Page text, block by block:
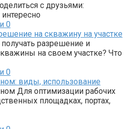
с друзьями:
0
на скважину на участке
разрешение и
на своем участке? Что
0
виды, использование
Для оптимизации рабочих
площадках, портах,